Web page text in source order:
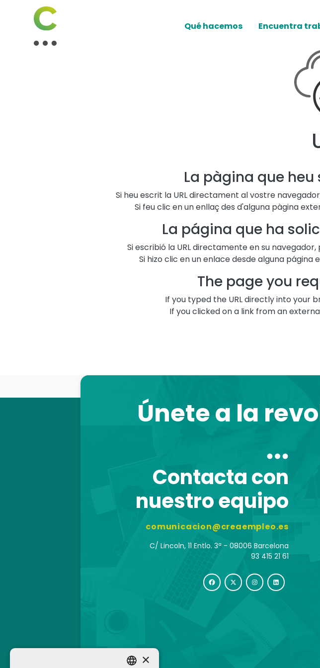
Qué hacemos Encuentra
La pàgina que
Si heu escrit la URL directament al vostre
Si feu clic en un enllaç des d'alguna pàgina
La página que ha
Si escribió la URL directamente en su
Si hizo clic en un enlace desde alguna
The page you
If you typed the URL directly into your
If you clicked on a link from an
Únete a la
Contacta con
nuestro equipo
comunicacion@creaempleo.es
C/ Lincoln, 11 Entlo. 3ª - 08006 Barcelona
93 415 21 61
×